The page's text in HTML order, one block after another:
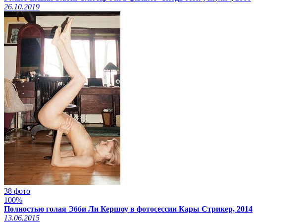
26.10.2019
38 фото
100%
Полностью голая Эбби Ли Кершоу в фотосессии Кары Стрикер, 2014
13.06.2015